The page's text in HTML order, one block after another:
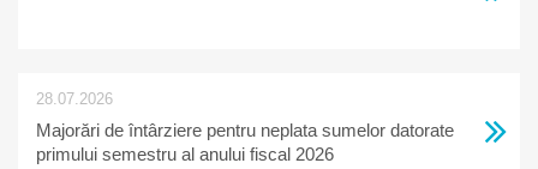
28.07.2026
Majorări de întârziere pentru neplata sumelor datorate
primului semestru al anului fiscal 2026